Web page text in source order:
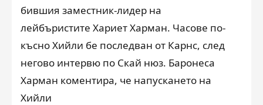
бившия заместник-лидер на
лейбъристите Хариет Харман. Часове по-
късно Хийли бе последван от Карнс, след
негово интервю по Скай нюз. Баронеса
Харман коментира, че напускането на
Хийли